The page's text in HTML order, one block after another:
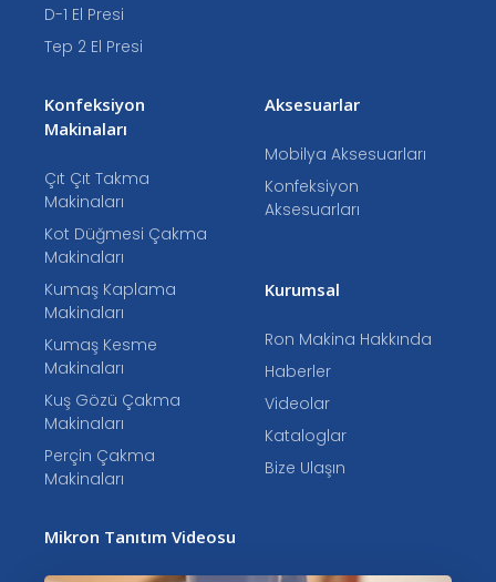
D-1 El Presi
Tep 2 El Presi
Konfeksiyon
Makinaları
Çıt Çıt Takma
Makinaları
Kot Düğmesi Çakma
Makinaları
Kumaş Kaplama
Makinaları
Kumaş Kesme
Makinaları
Kuş Gözü Çakma
Makinaları
Perçin Çakma
Makinaları
Aksesuarlar
Mobilya Aksesuarları
Konfeksiyon
Aksesuarları
Kurumsal
Ron Makina Hakkında
Haberler
Videolar
Kataloglar
Bize Ulaşın
Mikron Tanıtım Videosu